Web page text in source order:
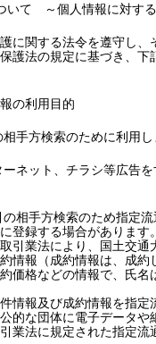
いて ～個人情報に対す
に関する法令を遵守し、
護法の規定に基づき、下
の利用目的
手方検索のために利用し
ネット、チラシ等広告
相手方検索のため指定
登録する場合があります
引業法により、国土交通
情報（成約情報は、成約
価格などの情報で、氏名
情報及び成約情報を指定
的な団体に電子データや
業法に規定された指定流